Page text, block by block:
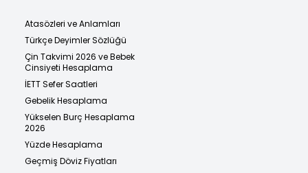
Atasözleri ve Anlamları
Türkçe Deyimler Sözlüğü
Çin Takvimi 2026 ve Bebek
Cinsiyeti Hesaplama
İETT Sefer Saatleri
Gebelik Hesaplama
Yükselen Burç Hesaplama
2026
Yüzde Hesaplama
Geçmiş Döviz Fiyatları